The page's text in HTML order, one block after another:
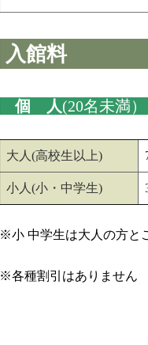
入館料
個 人(20名未満
大人(高校生以上)
小人(小・中学生)
※小 中学生は大人の方と
※各種割引はありません